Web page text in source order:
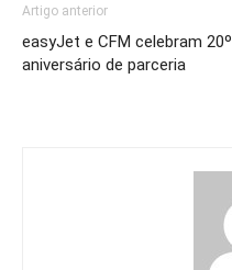
Artigo anterior
easyJet e CFM celebram 20º
aniversário de parceria